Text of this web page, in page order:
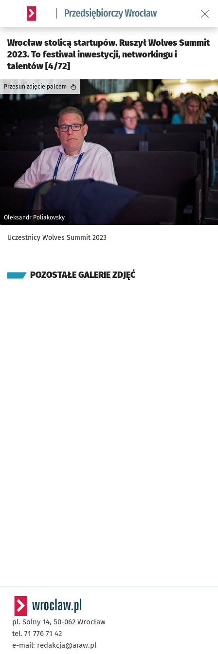
Serwis informacyjny wroclaw.pl podserwis: Strategia
Wrocław stolicą startupów. Ruszył Wolves Summit
2023. To festiwal inwestycji, networkingu i
talentów [4/72]
Oleksandr Poliakovsky
Przesuń zdjęcie palcem
Uczestnicy Wolves Summit 2023
POZOSTAŁE GALERIE ZDJĘĆ
pl. Solny 14, 50-062 Wrocław
tel. 71 776 71 42
e-mail: redakcja@araw.pl